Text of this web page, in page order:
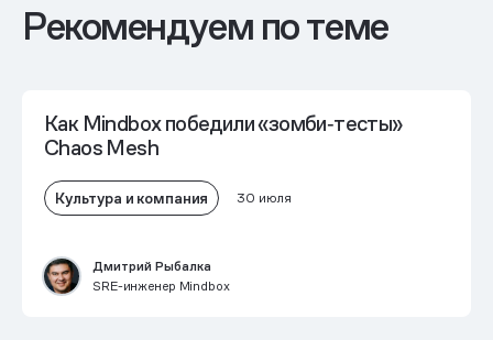
Рекомендуем по теме
Как Mindbox победили «зомби‑тесты»
Chaos Mesh
Культура и компания 30 июля
Дмитрий Рыбалка
SRE-инженер Mindbox